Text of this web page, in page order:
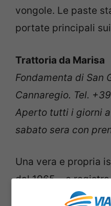
vongole. Le paste
portate principali
Trattoria da Marisa
Fondamenta di San
Cannaregio. Tel.
Aperto tutti i giorni
sabato sera con
Una vera e propria
dal 1965 – e
esaurito. D’altronde